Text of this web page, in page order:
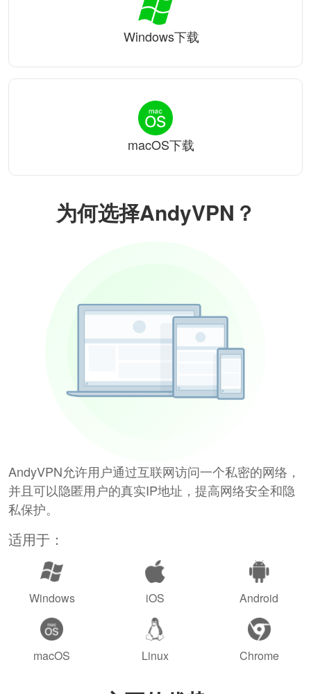
为何选择AndyVPN？
AndyVPN允许用户通过互联网访问一个私密的网络，
并且可以隐匿用户的真实IP地址，提高网络安全和隐
私保护。
适用于：
Windows iOS Android
macOS Linux Chrome
Windows下载
macOS下载